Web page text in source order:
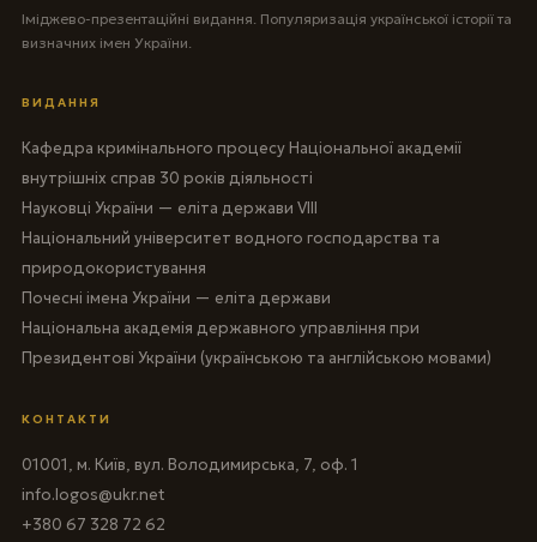
Іміджево-презентаційні видання. Популяризація української історії та
визначних імен України.
ВИДАННЯ
Кафедра кримінального процесу Національної академії
внутрішніх справ 30 років діяльності
Науковці України — еліта держави VIII
Національний університет водного господарства та
природокористування
Почесні імена України — еліта держави
Національна академія державного управління при
Президентові України (українською та англійською мовами)
КОНТАКТИ
01001, м. Київ, вул. Володимирська, 7, оф. 1
info.logos@ukr.net
+380 67 328 72 62